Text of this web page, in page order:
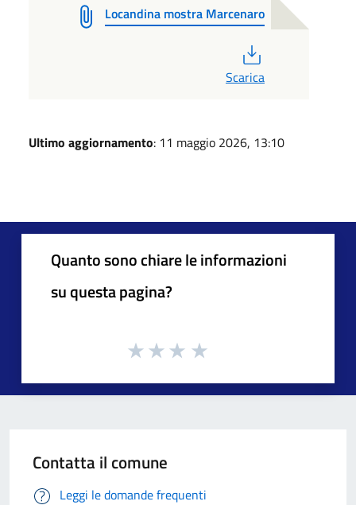
Locandina mostra Marcenaro
Scarica
Ultimo aggiornamento: 11 maggio 2026, 13:10
Quanto sono chiare le informazioni
su questa pagina?
Contatta il comune
Leggi le domande frequenti